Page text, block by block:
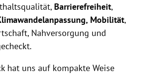
Barrierefreiheit,
Mobilität,
Nahversorgung und
hat uns auf kompakte Weise